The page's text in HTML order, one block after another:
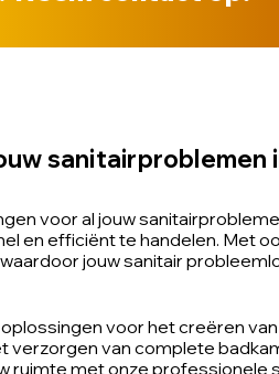
sanitairproblemen
voor al jouw
en efficiënt te handelen. Met
jouw sanitair
voor het creëren
van complete
ruimte met onze professionele